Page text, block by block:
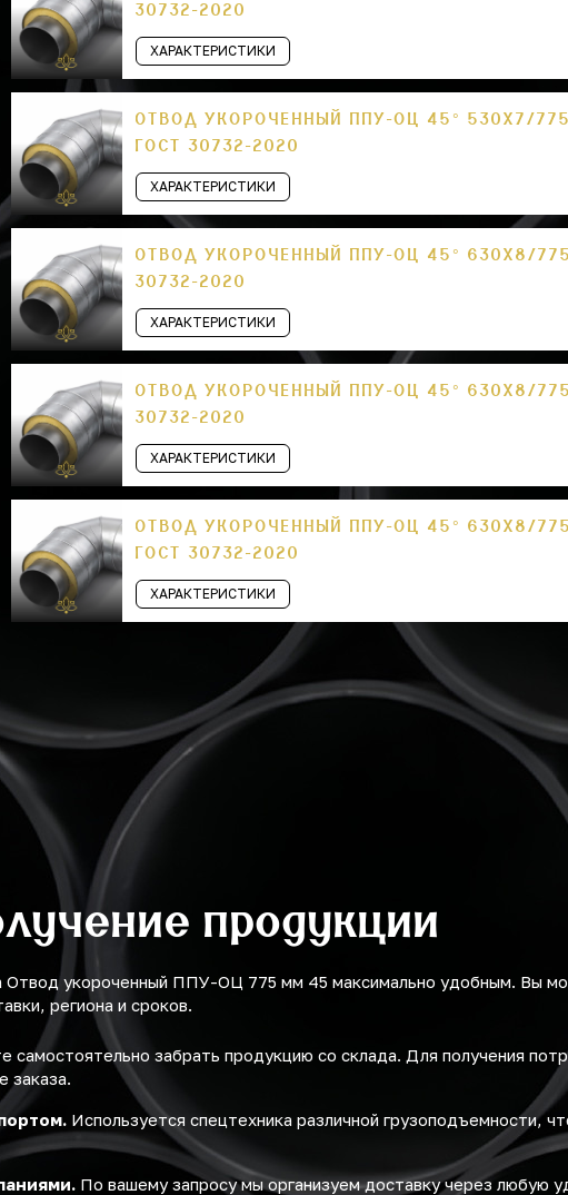
30732-2020
ХАРАКТЕРИСТИКИ
ОТВОД УКОРОЧЕННЫЙ ППУ-ОЦ 45° 530Х7/
ГОСТ 30732-2020
ХАРАКТЕРИСТИКИ
ОТВОД УКОРОЧЕННЫЙ ППУ-ОЦ 45° 630Х8/
30732-2020
ХАРАКТЕРИСТИКИ
ОТВОД УКОРОЧЕННЫЙ ППУ-ОЦ 45° 630Х8/775
30732-2020
ХАРАКТЕРИСТИКИ
ОТВОД УКОРОЧЕННЫЙ ППУ-ОЦ 45° 630Х8/
ГОСТ 30732-2020
ХАРАКТЕРИСТИКИ
продукции
Отвод укороченный ППУ-ОЦ 775 мм 45 максимально удобным. Вы
региона и сроков.
самостоятельно забрать продукцию со склада. Для получения
заказа.
Используется спецтехника различной грузоподъемности,
По вашему запросу мы организуем доставку через любую